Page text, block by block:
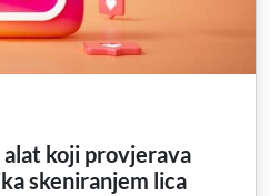
koji provjerava
skeniranjem lica